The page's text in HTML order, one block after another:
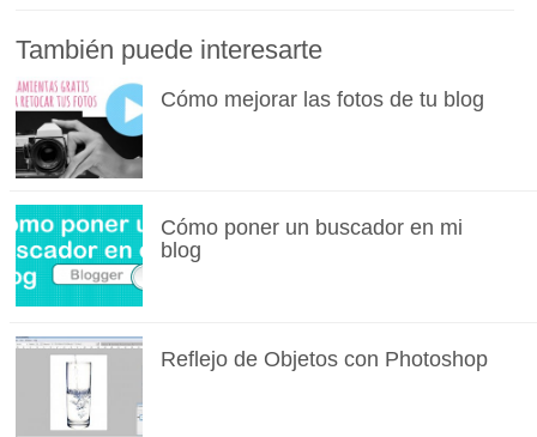
También puede interesarte
Cómo mejorar las fotos de tu blog
Cómo poner un buscador en mi
blog
Reflejo de Objetos con Photoshop